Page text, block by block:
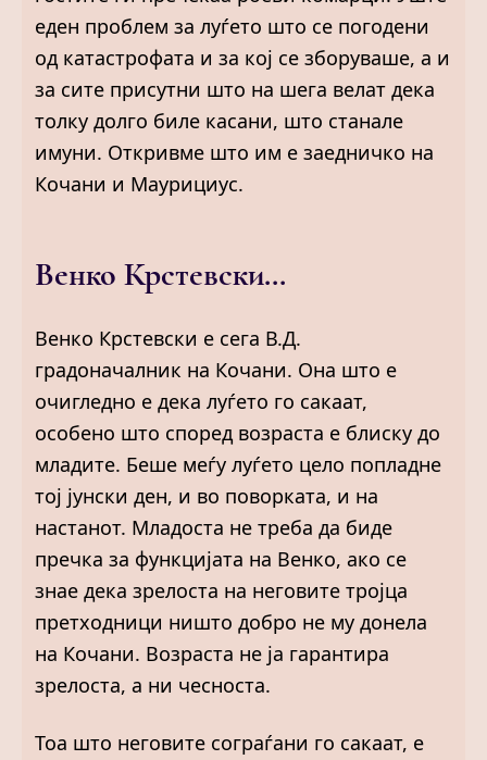
еден проблем за луѓето што се погодени
од катастрофата и за кој се зборуваше, а и
за сите присутни што на шега велат дека
толку долго биле касани, што станале
имуни. Откривме што им е заедничко на
Кочани и Маурициус.
Венко Крстевски…
Венко Крстевски е сега В.Д.
градоначалник на Кочани. Она што е
очигледно е дека луѓето го сакаат,
особено што според возраста е блиску до
младите. Беше меѓу луѓето цело попладне
тој јунски ден, и во поворката, и на
настанот. Младоста не треба да биде
пречка за функцијата на Венко, ако се
знае дека зрелоста на неговите тројца
претходници ништо добро не му донела
на Кочани. Возраста не ја гарантира
зрелоста, а ни чесноста.
Тоа што неговите сограѓани го сакаат, е